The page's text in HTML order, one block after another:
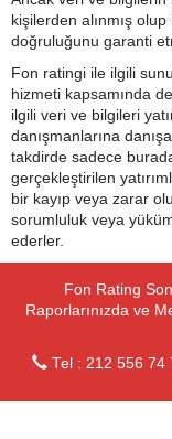
kişilerden alınmış
doğruluğunu garanti
Fon ratingi ile ilgili
hizmeti kapsamında
ilgili veri ve bilgileri
danışmanlarına
takdirde sadece
gerçekleştirilen
bir kayıp veya zarar
sorumluluk veya
ederler.
Fon Rating
Raporlarınızda ve
Tel : 212 556 74